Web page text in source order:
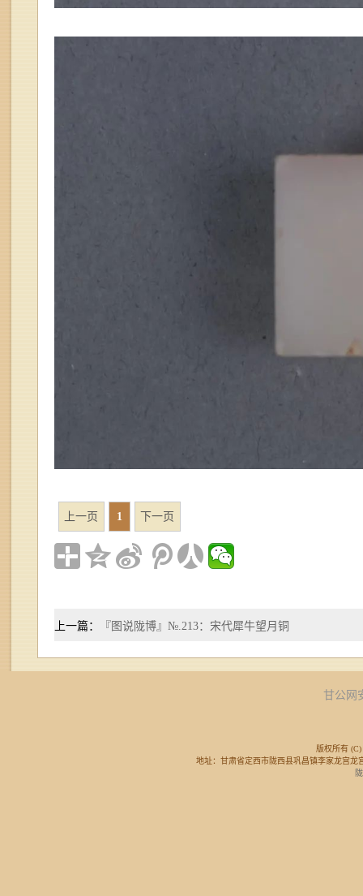
上一页 1 下一页
上一篇： 『图说陇博』№.213：宋代犀牛望月铜
甘公网
版权所有
地址：甘肃省定西市陇西县巩昌镇李家龙宫龙